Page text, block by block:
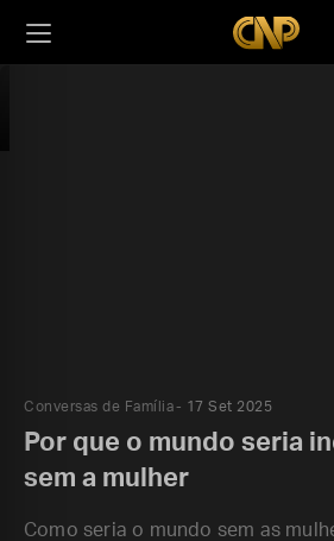
Conversas de Família 17 Set 2025
Por que o mundo seria
sem a mulher
Como seria o mundo sem as